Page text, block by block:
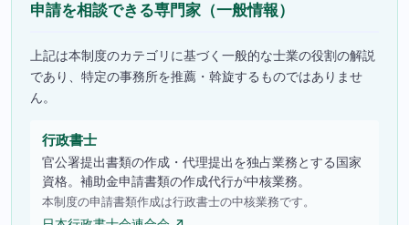
申請を相談できる専門家（一般情報）
上記は本制度のカテゴリに基づく一般的な士業の役割の解説
であり、特定の事務所を推薦・斡旋するものではありませ
ん。
行政書士
官公署提出書類の作成・代理提出を独占業務とする国家
資格。補助金申請書類の作成代行が中核業務。
本制度の申請書類作成は行政書士の中核業務です。